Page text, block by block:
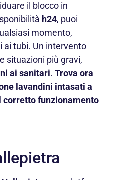
il blocco in
h24, puoi
momento,
ai tubi. Un intervento
situazioni più gravi,
ai sanitari. Trova ora
lavandini intasati a
funzionamento